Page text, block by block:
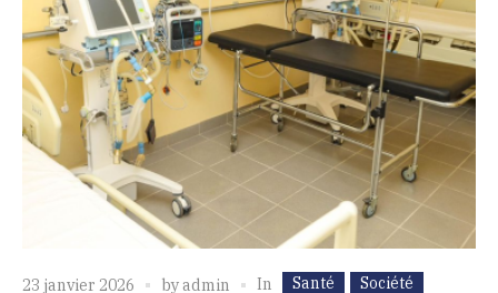
23 janvier 2026 byadmin In Santé Société